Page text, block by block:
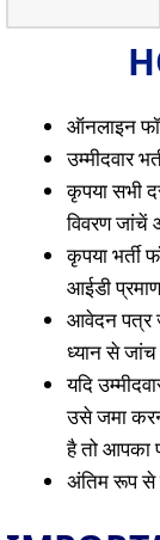
ऑनलाइन
उम्मीदवार
कृपया सभी
विवरण
कृपया भर्ती
आईडी
आवेदन पत्र
ध्यान से
यदि
उसे जमा
है तो आपका
अंतिम रूप से